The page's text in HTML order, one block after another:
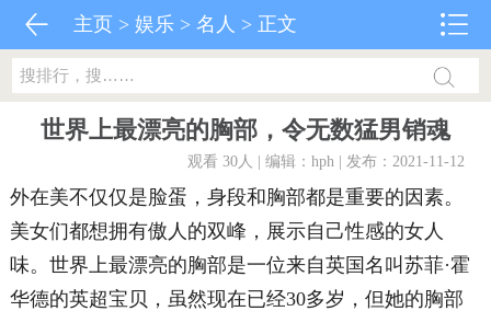
主页 >娱乐 >名人 > 正文
世界上最漂亮的胸部，令无数猛男销魂
观看 30人 | 编辑：hph | 发布：2021-11-12
外在美不仅仅是脸蛋，身段和胸部都是重要的因素。
美女们都想拥有傲人的双峰，展示自己性感的女人
味。世界上最漂亮的胸部是一位来自英国名叫苏菲·霍
华德的英超宝贝，虽然现在已经30多岁，但她的胸部